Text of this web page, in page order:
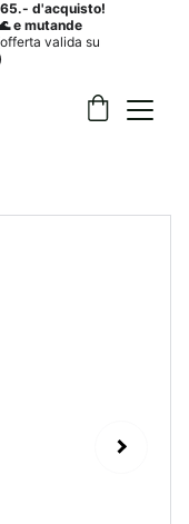
d'acquisto!
e mutande
valida su